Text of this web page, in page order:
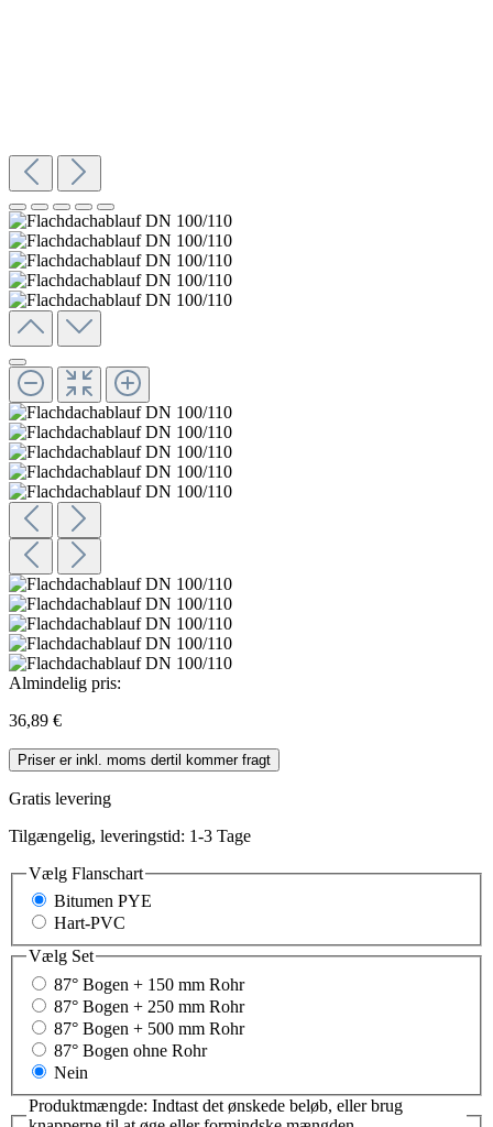
Almindelig pris:
36,89 €
Priser er inkl. moms dertil kommer fragt
Gratis levering
Tilgængelig, leveringstid: 1-3 Tage
Vælg Flanschart
Bitumen PYE
Hart-PVC
Vælg Set
87° Bogen + 150 mm Rohr
87° Bogen + 250 mm Rohr
87° Bogen + 500 mm Rohr
87° Bogen ohne Rohr
Nein
Produktmængde: Indtast det ønskede beløb, eller brug